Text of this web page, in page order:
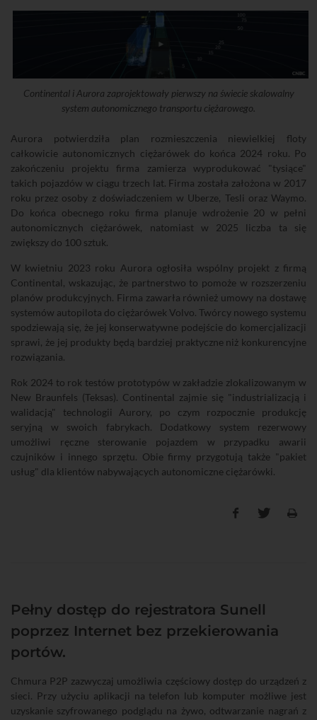
Continental i Aurora zaprojektowały pierwszy na świecie skalowalny
system autonomicznego transportu ciężarowego.
Aurora potwierdziła plan rozmieszczenia niewielkiej floty
całkowicie autonomicznych ciężarówek do końca 2024 roku. Po
zakończeniu projektu firma zamierza wyprodukować "tysiące"
takich pojazdów w ciągu trzech lat. Firma została założona w 2017
roku przez osoby z doświadczeniem w Uberze, Tesli oraz Waymo.
Do końca obecnego roku firma planuje wdrożenie 20 w pełni
autonomicznych ciężarówek, natomiast w 2025 liczba ta się
zwiększy do 100 sztuk.
W kwietniu 2023 roku Aurora ogłosiła wspólny projekt z firmą
Continental, wskazując, że partnerstwo to pomoże w rozszerzeniu
planów produkcyjnych. Firma zawarła również umowy na dostawę
systemów autopilota do ciężarówek Volvo. Twórcy nowego systemu
spodziewają się, że jej konserwatywne podejście do komercjalizacji
sprawi, że jej produkty będą bardziej praktyczne niż konkurencyjne
rozwiązania.
Rok 2024 to rok testów prototypów w zakładzie zlokalizowanym w
New Braunfels (Teksas). Continental zajmie się "industrializacją i
walidacją" technologii Aurory, po czym rozpocznie produkcję
seryjną w swoich fabrykach. Dodatkowy system rezerwowy
umożliwi ręczne sterowanie pojazdem w przypadku awarii
czujników i innego sprzętu. Obie firmy przygotują także "pakiet
usług" dla klientów nabywających autonomiczne ciężarówki.
Pełny dostęp do rejestratora Sunell
poprzez Internet bez przekierowania
portów.
Chmura P2P zazwyczaj umożliwia częściowy dostęp do urządzeń z
sieci. Przy użyciu aplikacji na telefon lub komputer możliwe jest
uzyskanie szyfrowanego podglądu na żywo, odtwarzanie nagrań z